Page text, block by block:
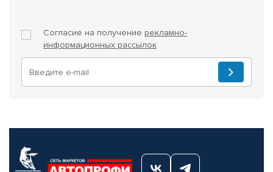
Согласие на получение рекламно-
информационных рассылок